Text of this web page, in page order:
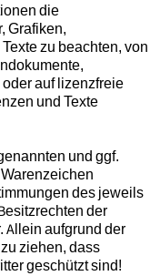
die
Grafiken,
zu beachten, von
auf lizenzfreie
und Texte
und ggf.
des jeweils
der
aufgrund der
ziehen, dass
geschützt sind!